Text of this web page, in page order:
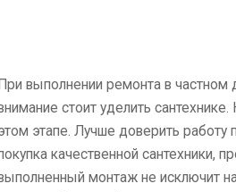
При выполнении ремонта в частном
стоит уделить
этапе. Лучше доверить
качественной сантехники,
монтаж не исключит